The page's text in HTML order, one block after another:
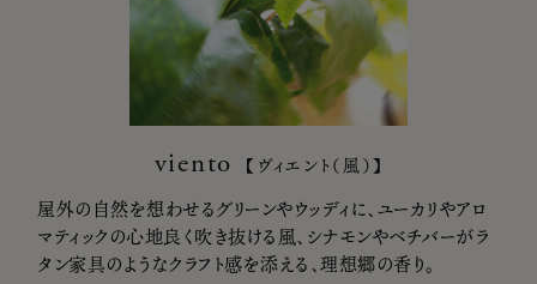
viento 【ヴィエント（風）】
屋外の自然を想わせるグリーンやウッディに、ユーカリやアロ
マティックの心地良く吹き抜ける風、シナモンやベチバーがラ
タン家具のようなクラフト感を添える、理想郷の香り。